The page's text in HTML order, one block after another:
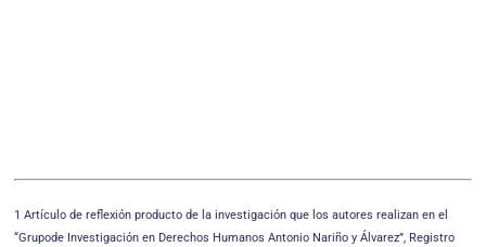
1 Artículo de reflexión producto de la investigación que los autores realizan en el
“Grupode Investigación en Derechos Humanos Antonio Nariño y Álvarez”, Registro